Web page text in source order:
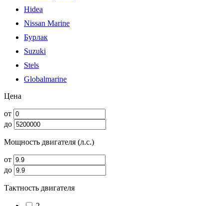
Hidea
Nissan Marine
Бурлак
Suzuki
Stels
Globalmarine
Цена
от
до
Мощность двигателя (л.с.)
от
до
Тактность двигателя